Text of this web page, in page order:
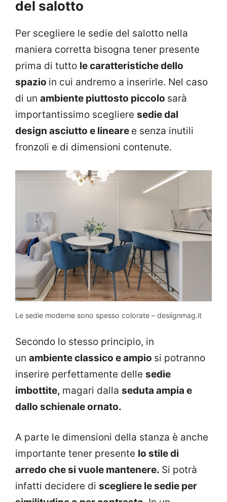
del salotto
Per scegliere le sedie del salotto nella
maniera corretta bisogna tener presente
prima di tutto le caratteristiche dello
spazio in cui andremo a inserirle. Nel caso
di un ambiente piuttosto piccolo sarà
importantissimo scegliere sedie dal
design asciutto e lineare e senza inutili
fronzoli e di dimensioni contenute.
Le sedie moderne sono spesso colorate – desiignmag.it
Secondo lo stesso principio, in
un ambiente classico e ampio si potranno
inserire perfettamente delle sedie
imbottite, magari dalla seduta ampia e
dallo schienale ornato.
A parte le dimensioni della stanza è anche
importante tener presente lo stile di
arredo che si vuole mantenere. Si potrà
infatti decidere di scegliere le sedie per